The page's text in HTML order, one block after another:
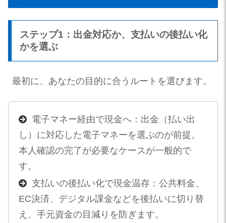
ステップ1：出金対応か、支払いの後払い化
かを選ぶ
最初に、あなたの目的に合うルートを選びます。
電子マネー経由で現金へ：出金（払い出
し）に対応した電子マネーを選ぶのが前提。
本人確認の完了が必要なケースが一般的で
す。
支払いの後払い化で現金温存：公共料金、
EC決済、デジタル課金などを後払いに切り替
え、手元資金の目減りを防ぎます。